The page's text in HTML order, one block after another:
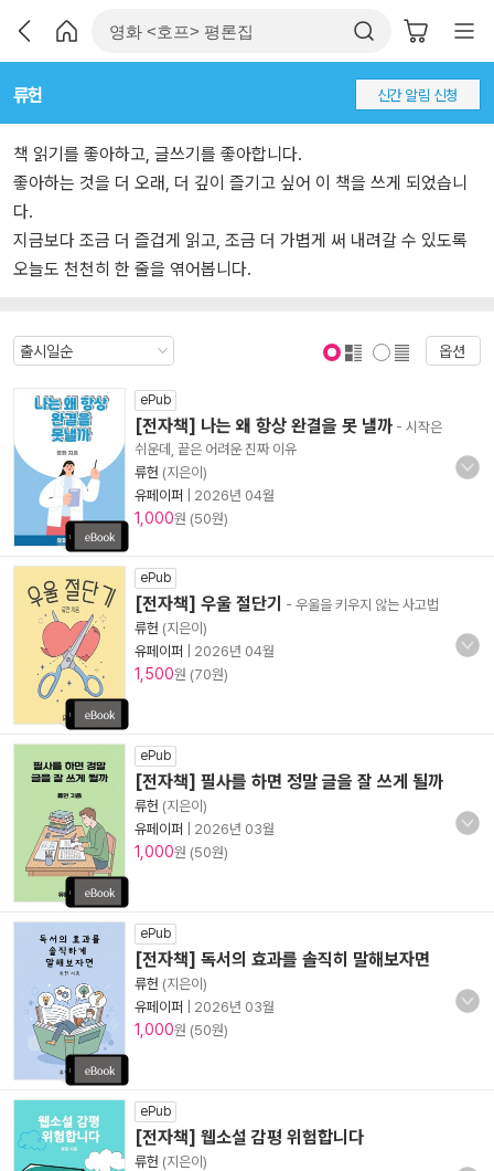
류헌 신간 알림 신청
책 읽기를 좋아하고, 글쓰기를 좋아합니다.
좋아하는 것을 더 오래, 더 깊이 즐기고 싶어 이 책을 쓰게 되었습니
다.
지금보다 조금 더 즐겁게 읽고, 조금 더 가볍게 써 내려갈 수 있도록
오늘도 천천히 한 줄을 엮어봅니다.
옵션
ePub
[전자책] 나는 왜 항상 완결을 못 낼까 - 시작은
쉬운데, 끝은 어려운 진짜 이유
류헌 (지은이)
유페이퍼
2026년 04월
1,000원 (50원)
ePub
[전자책] 우울 절단기
- 우울을 키우지 않는 사고법
류헌 (지은이)
유페이퍼
2026년 04월
1,500원 (70원)
ePub
[전자책] 필사를 하면 정말 글을 잘 쓰게 될까
류헌 (지은이)
유페이퍼
2026년 03월
1,000원 (50원)
ePub
[전자책] 독서의 효과를 솔직히 말해보자면
류헌 (지은이)
유페이퍼
2026년 03월
1,000원 (50원)
ePub
[전자책] 웹소설 감평 위험합니다
류헌 (지은이)